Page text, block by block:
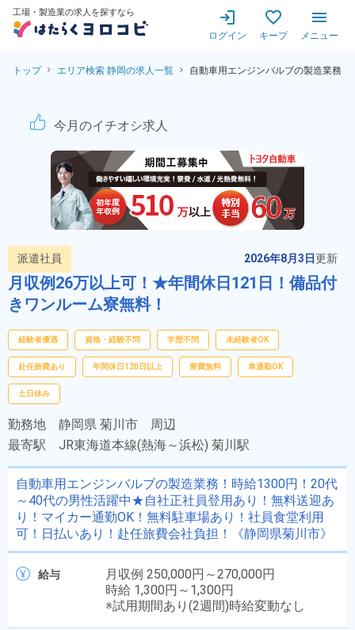
工場・製造業の求人を探すなら
ログイン キープ メニュー
トップ エリア検索 静岡の求人一覧 自動車用エンジンバルブの製造業務
自動車用エンジンバルブの
今月のイチオシ求人
派遣社員 2026年8月3日更新
月収例26万以上可！★年間休日121日！備品付
きワンルーム寮無料！
経験者優遇 資格・経験不問 学歴不問 未経験者OK
赴任旅費あり 年間休日120日以上 寮費無料 車通勤OK
土日休み
勤務地 静岡県 菊川市 周辺
最寄駅 JR東海道本線(熱海～浜松) 菊川駅
自動車用エンジンバルブの製造業務！時給1300円！20代
～40代の男性活躍中★自社正社員登用あり！無料送迎あ
り！マイカー通勤OK！無料駐車場あり！社員食堂利用
可！日払いあり！赴任旅費会社負担！《静岡県菊川市》
給与
月収例 250,000円～270,000円
時給 1,300円～1,300円
※試用期間あり(2週間)時給変動なし